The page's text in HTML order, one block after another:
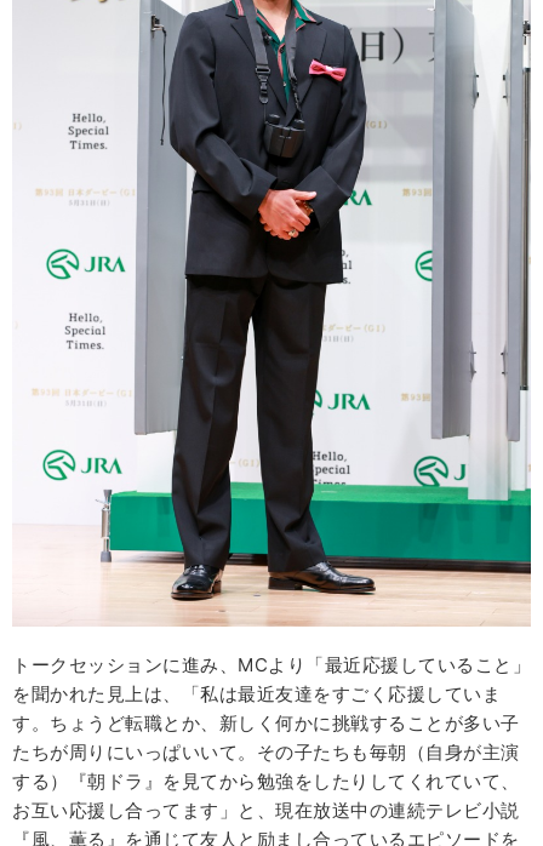
トークセッションに進み、MCより「最近応援していること」
を聞かれた見上は、「私は最近友達をすごく応援していま
す。ちょうど転職とか、新しく何かに挑戦することが多い子
たちが周りにいっぱいいて。その子たちも毎朝（自身が主演
する）『朝ドラ』を見てから勉強をしたりしてくれていて、
お互い応援し合ってます」と、現在放送中の連続テレビ小説
『風、薫る』を通じて友人と励まし合っているエピソードを